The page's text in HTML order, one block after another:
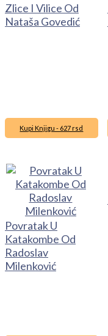
Zlice I Vilice Od
Nataša Govedić
Kupi Knjigu - 627 rsd
Povratak U
Katakombe Od
Radoslav
Milenković